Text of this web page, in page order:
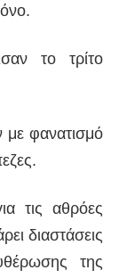
το τρίτο
με φανατισμό
τις αθρόες
διαστάσεις
της